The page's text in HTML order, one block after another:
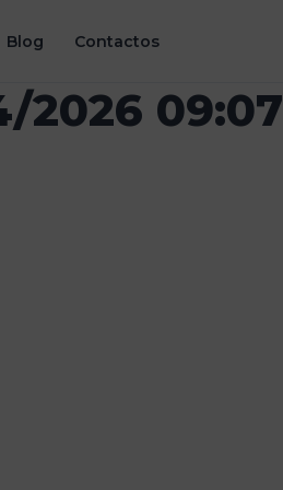
Blog Contactos
2026 09:07